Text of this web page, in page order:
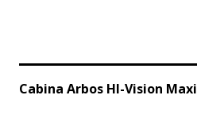
Cabina Arbos HI-Vision Maxi